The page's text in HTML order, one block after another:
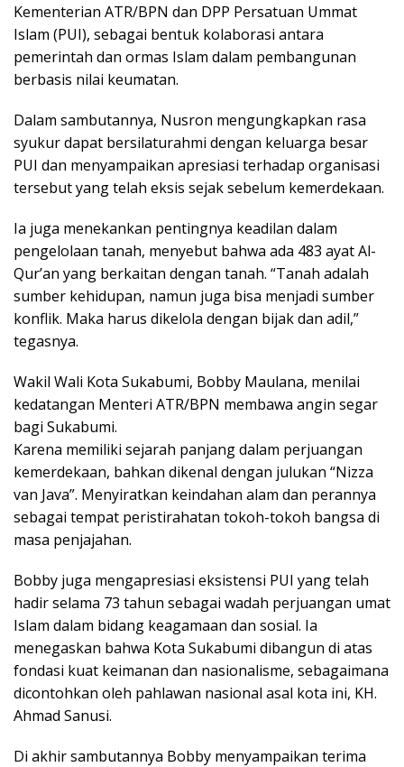
Kementerian ATR/BPN dan DPP Persatuan Ummat
Islam (PUI), sebagai bentuk kolaborasi antara
pemerintah dan ormas Islam dalam pembangunan
berbasis nilai keumatan.
Dalam sambutannya, Nusron mengungkapkan rasa
syukur dapat bersilaturahmi dengan keluarga besar
PUI dan menyampaikan apresiasi terhadap organisasi
tersebut yang telah eksis sejak sebelum kemerdekaan.
Ia juga menekankan pentingnya keadilan dalam
pengelolaan tanah, menyebut bahwa ada 483 ayat Al-
Qur’an yang berkaitan dengan tanah. “Tanah adalah
sumber kehidupan, namun juga bisa menjadi sumber
konflik. Maka harus dikelola dengan bijak dan adil,”
tegasnya.
Wakil Wali Kota Sukabumi, Bobby Maulana, menilai
kedatangan Menteri ATR/BPN membawa angin segar
bagi Sukabumi.
Karena memiliki sejarah panjang dalam perjuangan
kemerdekaan, bahkan dikenal dengan julukan “Nizza
van Java”. Menyiratkan keindahan alam dan perannya
sebagai tempat peristirahatan tokoh-tokoh bangsa di
masa penjajahan.
Bobby juga mengapresiasi eksistensi PUI yang telah
hadir selama 73 tahun sebagai wadah perjuangan umat
Islam dalam bidang keagamaan dan sosial. Ia
menegaskan bahwa Kota Sukabumi dibangun di atas
fondasi kuat keimanan dan nasionalisme, sebagaimana
dicontohkan oleh pahlawan nasional asal kota ini, KH.
Ahmad Sanusi.
Di akhir sambutannya Bobby menyampaikan terima